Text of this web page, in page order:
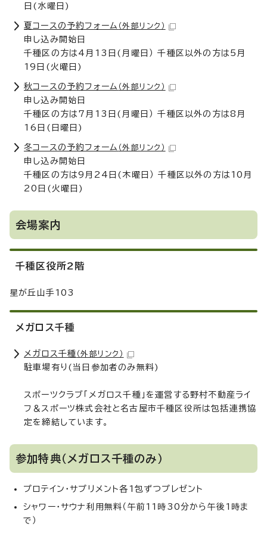
日(水曜日)
夏コースの予約フォーム （外部リンク）
申し込み開始日
千種区の方は4月13日(月曜日） 千種区以外の方は5月
19日(火曜日)
秋コースの予約フォーム （外部リンク）
申し込み開始日
千種区の方は7月13日(月曜日） 千種区以外の方は8月
16日(日曜日)
冬コースの予約フォーム （外部リンク）
申し込み開始日
千種区の方は9月24日(木曜日） 千種区以外の方は10月
20日(火曜日)
会場案内
千種区役所2階
星が丘山手103
メガロス千種
メガロス千種 （外部リンク）
駐車場有り(当日参加者のみ無料)
スポーツクラブ「メガロス千種」を運営する野村不動産ライ
フ＆スポーツ株式会社と名古屋市千種区役所は包括連携協
定を締結しています。
参加特典（メガロス千種のみ）
プロテイン・サプリメント各1包ずつプレゼント
シャワー・サウナ利用無料（午前11時30分から午後1時ま
で）